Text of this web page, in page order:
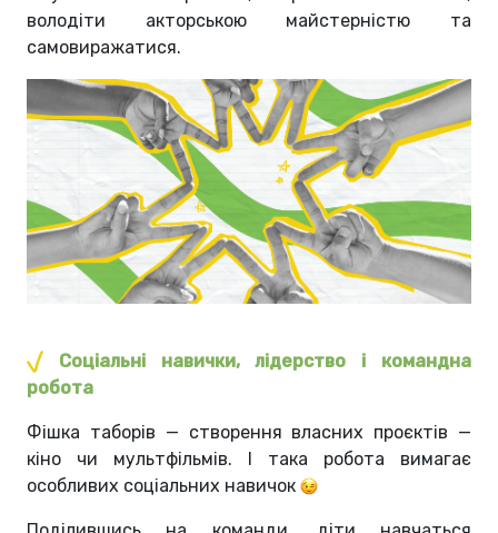
володіти акторською майстерністю та
самовиражатися.
Соціальні навички, лідерство і командна
робота
Фішка таборів — створення власних проєктів —
кіно чи мультфільмів. І така робота вимагає
особливих соціальних навичок